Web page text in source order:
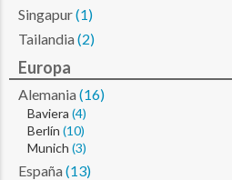
Singapur(1)
Tailandia (2)
Europa
Alemania (16)
Baviera (4)
Berlín (10)
Munich (3)
España (13)